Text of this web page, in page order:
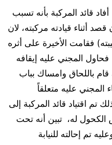
قائد المركبة بأنه تسبب
أثناء قيادته مركبته، لان
فقامت الأخيرة على أثره
فحاول المجني عليه إيقافه
باللحاق وامساك بباب
المجني عليه متعلقاً
تم اقتياد قائد المركبة إلى
له، تبين أنه تحت
تم إحالته للنيابة